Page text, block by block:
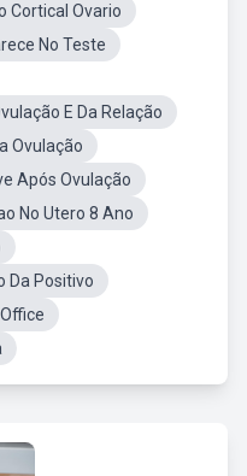
Cortical Ovario
No Teste
E Da Relação
Ovulação
Após Ovulação
No Utero 8 Ano
Da Positivo